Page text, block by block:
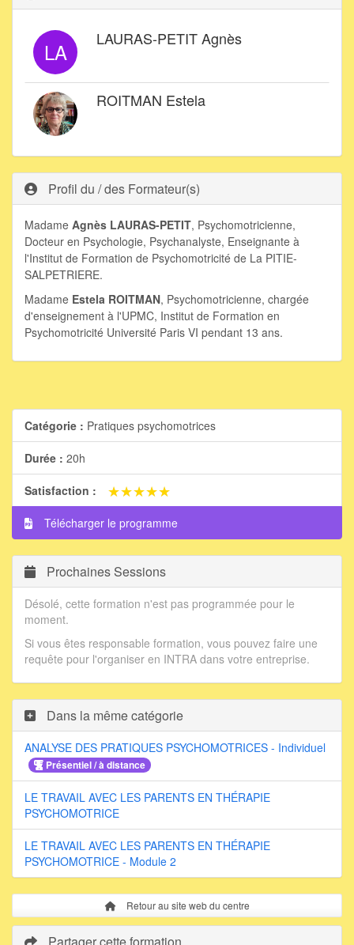
LA LAURAS-PETIT Agnès
ROITMAN Estela
Profil du / des Formateur(s)
Madame Agnès LAURAS-PETIT, Psychomotricienne,
Docteur en Psychologie, Psychanalyste, Enseignante à
l'Institut de Formation de Psychomotricité de La PITIE-
SALPETRIERE.
Madame Estela ROITMAN, Psychomotricienne, chargée
d'enseignement à l'UPMC, Institut de Formation en
Psychomotricité Université Paris VI pendant 13 ans.
Catégorie : Pratiques psychomotrices
Durée : 20h
Satisfaction : ★★★★★
★★★★★
Télécharger le programme
Prochaines Sessions
Désolé, cette formation n'est pas programmée pour le
moment.
Si vous êtes responsable formation, vous pouvez faire une
requête pour l'organiser en INTRA dans votre entreprise.
Dans la même catégorie
ANALYSE DES PRATIQUES PSYCHOMOTRICES - Individuel
Présentiel / à distance
LE TRAVAIL AVEC LES PARENTS EN THÉRAPIE
PSYCHOMOTRICE
LE TRAVAIL AVEC LES PARENTS EN THÉRAPIE
PSYCHOMOTRICE - Module 2
Retour au site web du centre
Partager cette formation